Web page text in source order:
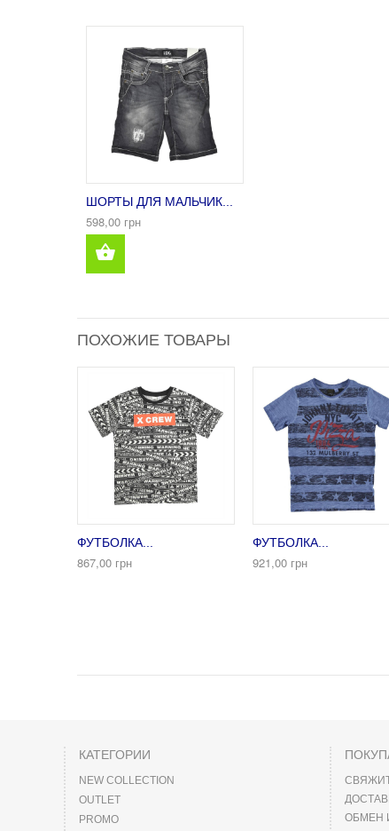
ШОРТЫ ДЛЯ МАЛЬЧИК...
598,00 грн
ПОХОЖИЕ ТОВАРЫ
ФУТБОЛКА...
867,00 грн
ФУТБОЛКА...
921,00 грн
КАТЕГОРИИ
NEW COLLECTION
OUTLET
PROMO
ОБМЕН